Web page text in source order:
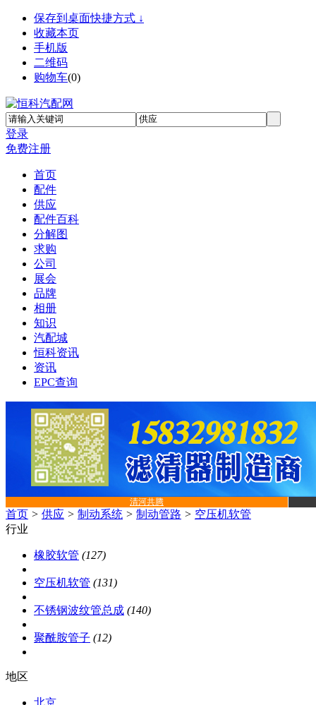
保存到桌面快捷方式 ↓
收藏本页
手机版
二维码
购物车(0)
登录
免费注册
首页
配件
供应
配件百科
分解图
求购
公司
展会
品牌
相册
知识
汽配城
恒科资讯
资讯
EPC查询
清河共腾
首页 > 供应 > 制动系统 > 制动管路 > 空压机软管
行业
橡胶软管 (127)
空压机软管 (131)
不锈钢波纹管总成 (140)
聚酰胺管子 (12)
地区
北京